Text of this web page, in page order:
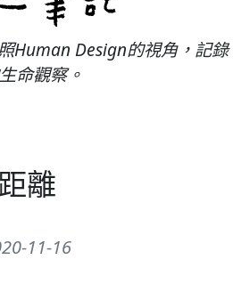
Human Design的視角，記錄
命觀察。
離
11-16